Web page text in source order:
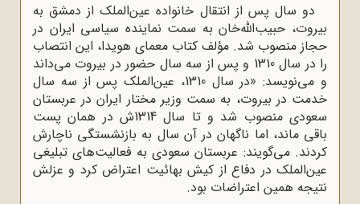
دو سال پس از انتقال خانواده عین‌الملک از دمشق به
بیروت، حبیب‌الله‌خان به سمت نماینده سیاسى ایران در
حجاز منصوب شد. مؤلف کتاب معماى هویدا، این انتصاب
را در سال 1310 و پس از سه سال حضور در بیروت مى‌داند
و مى‌نویسد: «در سال 1310، عین‌الملک پس از سه سال
خدمت در بیروت، به سمت وزیر مختار ایران در عربستان
سعودى منصوب شد و تا سال 1314ش در همان پست
باقى ماند، اما ناگهان در آن سال به بازنشستگى ناچارش
کردند. مى‌گویند: عربستان سعودى به فعالیت‌هاى تبلیغى
عین‌الملک در دفاع از کیش بهائیت اعتراض کرد و عزلش
نتیجه همین اعتراضات بود.